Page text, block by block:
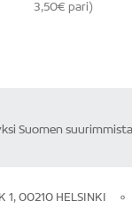
3,50€ pari)
Suomen
1, 00210 HELSINKI